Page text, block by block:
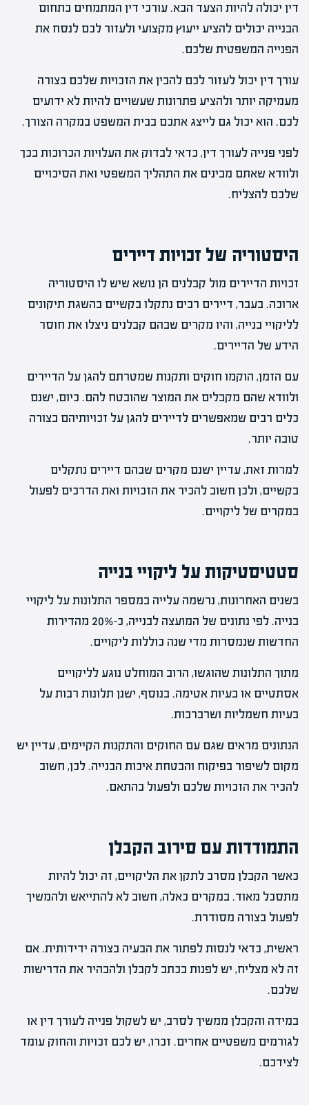
דין יכולה להיות הצעד הבא. עורכי דין המתמחים בתחום
הבנייה יכולים להציע ייעוץ מקצועי ולעזור לכם לנסח את
הפנייה המשפטית שלכם.
עורך דין יכול לעזור לכם להבין את הזכויות שלכם בצורה
מעמיקה יותר ולהציע פתרונות שעשויים להיות לא ידועים
לכם. הוא יכול גם לייצג אתכם בבית המשפט במקרה הצורך.
לפני פנייה לעורך דין, כדאי לבדוק את העלויות הכרוכות בכך
ולוודא שאתם מבינים את התהליך המשפטי ואת הסיכויים
שלכם להצליח.
היסטוריה של זכויות דיירים
זכויות הדיירים מול קבלנים הן נושא שיש לו היסטוריה
ארוכה. בעבר, דיירים רבים נתקלו בקשיים בהשגת תיקונים
לליקויי בנייה, והיו מקרים שבהם קבלנים ניצלו את חוסר
הידע של הדיירים.
עם הזמן, הוקמו חוקים ותקנות שמטרתם להגן על הדיירים
ולוודא שהם מקבלים את המוצר שהובטח להם. כיום, ישנם
כלים רבים שמאפשרים לדיירים להגן על זכויותיהם בצורה
טובה יותר.
למרות זאת, עדיין ישנם מקרים שבהם דיירים נתקלים
בקשיים, ולכן חשוב להכיר את הזכויות ואת הדרכים לפעול
במקרים של ליקויים.
סטטיסטיקות על ליקויי בנייה
בשנים האחרונות, נרשמה עלייה במספר התלונות על ליקויי
בנייה. לפי נתונים של המועצה לבנייה, כ-20% מהדירות
החדשות שנמסרות מדי שנה כוללות ליקויים.
מתוך התלונות שהוגשו, הרוב המוחלט נוגע לליקויים
אסתטיים או בעיות אטימה. בנוסף, ישנן תלונות רבות על
בעיות חשמליות ושרברבות.
הנתונים מראים שגם עם החוקים והתקנות הקיימים, עדיין יש
מקום לשיפור בפיקוח והבטחת איכות הבנייה. לכן, חשוב
להכיר את הזכויות שלכם ולפעול בהתאם.
התמודדות עם סירוב הקבלן
כאשר הקבלן מסרב לתקן את הליקויים, זה יכול להיות
מתסכל מאוד. במקרים כאלה, חשוב לא להתייאש ולהמשיך
לפעול בצורה מסודרת.
ראשית, כדאי לנסות לפתור את הבעיה בצורה ידידותית. אם
זה לא מצליח, יש לפנות בכתב לקבלן ולהבהיר את הדרישות
שלכם.
במידה והקבלן ממשיך לסרב, יש לשקול פנייה לעורך דין או
לגורמים משפטיים אחרים. זכרו, יש לכם זכויות והחוק עומד
לצידכם.